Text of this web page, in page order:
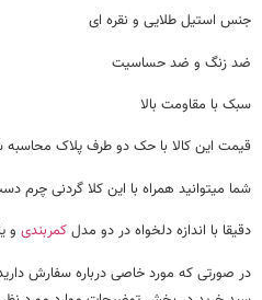
جنس استیل طلایی و نقره ای
ضد زنگ و ضد حساسیت
سبک با مقاومت بالا
قیمت این کالا با حک دو طرف پلاک
شما میتوانید همراه با این کلا گردنی چرم
دقیقا با اندازه دلخواه در دو مدلکمربندی و
در صورتی که مورد خاصی درباره سفارش